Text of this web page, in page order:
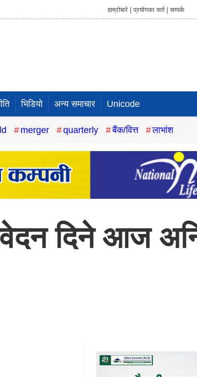
हाम्रोबारे | प्रयोगका सर्त | सम्पर्क
भिडियो अन्य समाचार Unicode
merger quarterly बैंक/वित्त लाभांश
दिने आज